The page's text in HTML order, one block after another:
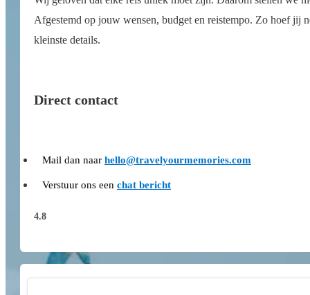
Afgestemd op jouw wensen, budget en reistempo. Zo hoef jij
kleinste details.
Direct contact
Mail dan naar hello@travelyourmemories.com
Verstuur ons een chat bericht
4.8